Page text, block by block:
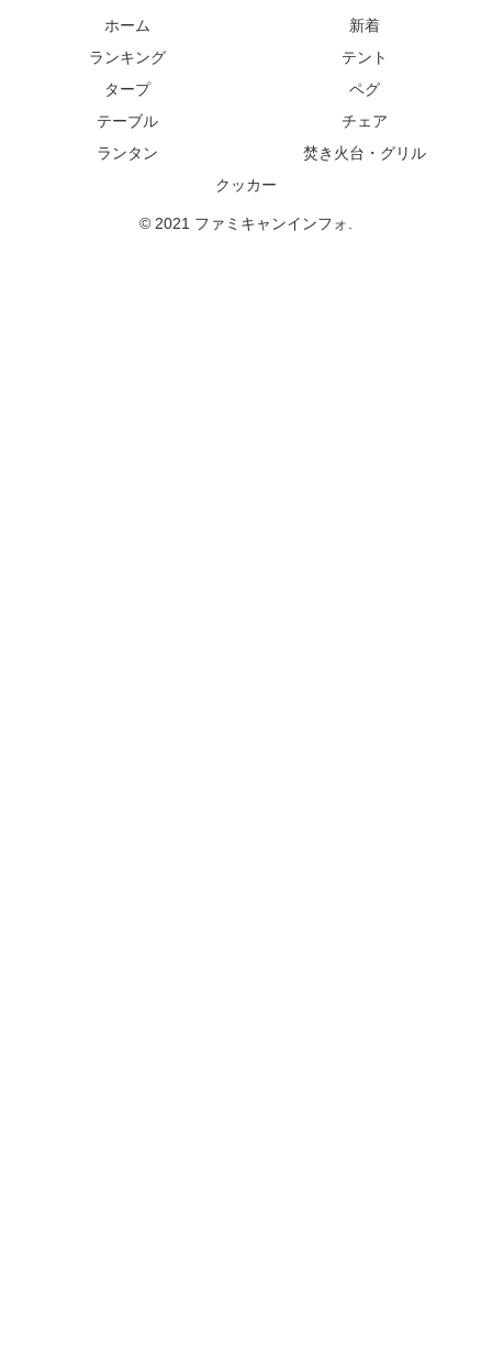
ホーム
新着
ランキング
テント
タープ
ペグ
テーブル
チェア
ランタン
焚き火台・グリル
クッカー
© 2021 ファミキャンインフォ.